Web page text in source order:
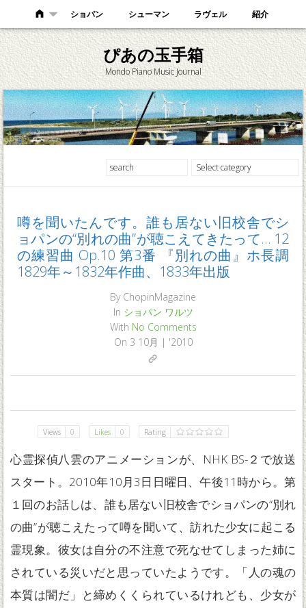
ぴあの玉手箱
Mondo Piano Music Journal
ショパン シューマン ラヴェル 紹介
噂を聞いたんです。誰も居ない旧校舎でシ
ョパンの“別れの曲”が聴こえてきたって… 12
の練習曲 Op.10 第3番 『別れの曲』ホ長調
1829年～1832年作曲、1833年出版
ByChopinMagazine
In ショパン ワルツ
With No Comments
On 3 10月 | '2010
Views 0 Likes 0 Rating
心霊探偵八雲のアニメーションが、NHK BS-２で放送
スタート。2010年10月3日日曜日、午後11時から。第
１回のお話しは、誰も居ない旧校舎でショパンの“別れ
の曲”が聴こえたって噂を聞いて、訪れた少女に起こる
霊現象。彼女は自分の不注意で死なせてしまった姉に
されている災いだと思っていたようです。「人の魂の
本質は闇だ」と締めくくられているけれども、少女が